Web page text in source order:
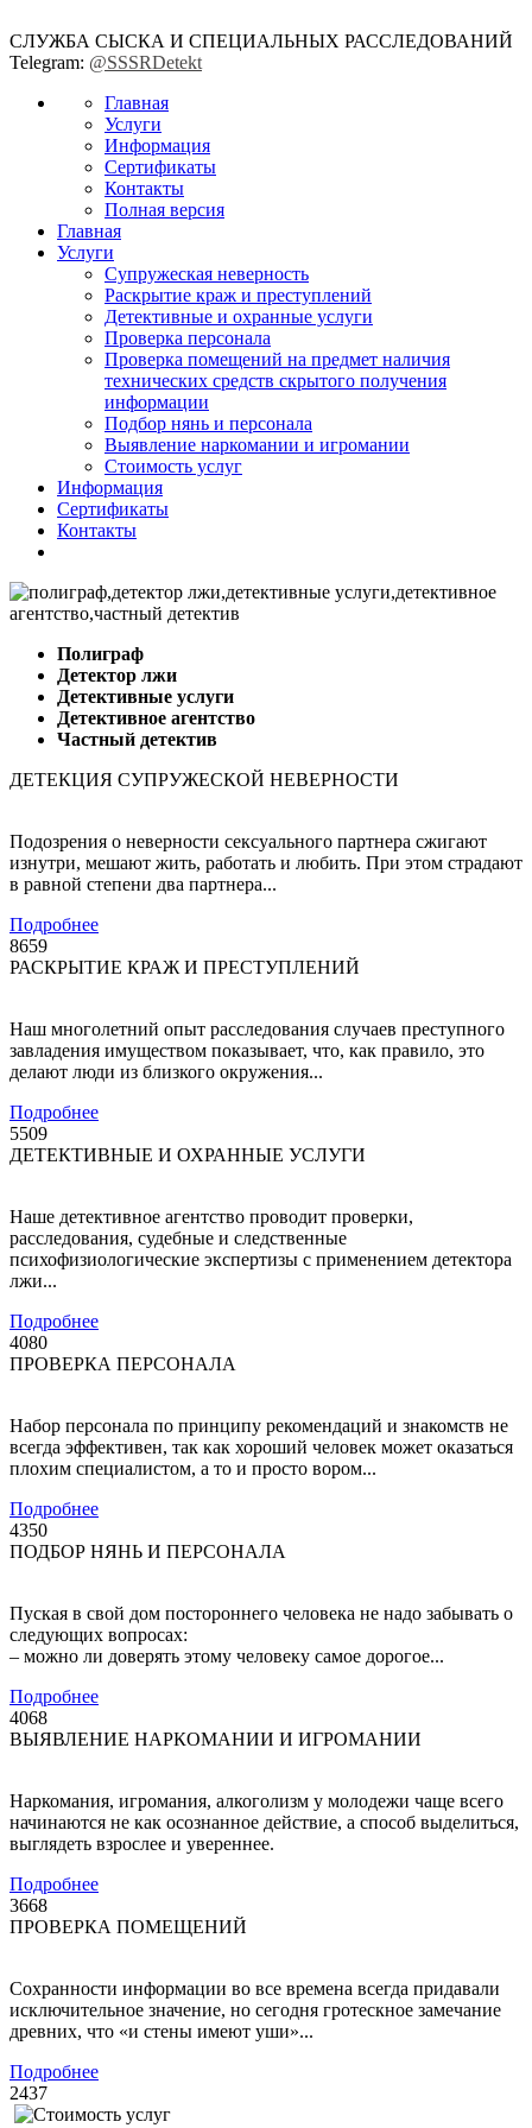
СЛУЖБА СЫСКА И СПЕЦИАЛЬНЫХ РАССЛЕДОВАНИЙ
Telegram: @SSSRDetekt
Главная
Услуги
Информация
Сертификаты
Контакты
Полная версия
Главная
Услуги
Супружеская неверность
Раскрытие краж и преступлений
Детективные и охранные услуги
Проверка персонала
Проверка помещений на предмет наличия
технических средств скрытого получения
информации
Подбор нянь и персонала
Выявление наркомании и игромании
Стоимость услуг
Информация
Сертификаты
Контакты
Полиграф
Детектор лжи
Детективные услуги
Детективное агентство
Частный детектив
ДЕТЕКЦИЯ СУПРУЖЕСКОЙ НЕВЕРНОСТИ
Подозрения о неверности сексуального партнера сжигают
изнутри, мешают жить, работать и любить. При этом страдают
в равной степени два партнера...
Подробнее
8659
РАСКРЫТИЕ КРАЖ И ПРЕСТУПЛЕНИЙ
Наш многолетний опыт расследования случаев преступного
завладения имуществом показывает, что, как правило, это
делают люди из близкого окружения...
Подробнее
5509
ДЕТЕКТИВНЫЕ И ОХРАННЫЕ УСЛУГИ
Наше детективное агентство проводит проверки,
расследования, судебные и следственные
психофизиологические экспертизы с применением детектора
лжи...
Подробнее
4080
ПРОВЕРКА ПЕРСОНАЛА
Набор персонала по принципу рекомендаций и знакомств не
всегда эффективен, так как хороший человек может оказаться
плохим специалистом, а то и просто вором...
Подробнее
4350
ПОДБОР НЯНЬ И ПЕРСОНАЛА
Пуская в свой дом постороннего человека не надо забывать о
следующих вопросах:
– можно ли доверять этому человеку самое дорогое...
Подробнее
4068
ВЫЯВЛЕНИЕ НАРКОМАНИИ И ИГРОМАНИИ
Наркомания, игромания, алкоголизм у молодежи чаще всего
начинаются не как осознанное действие, а способ выделиться,
выглядеть взрослее и увереннее.
Подробнее
3668
ПРОВЕРКА ПОМЕЩЕНИЙ
Сохранности информации во все времена всегда придавали
исключительное значение, но сегодня гротескное замечание
древних, что «и стены имеют уши»...
Подробнее
2437